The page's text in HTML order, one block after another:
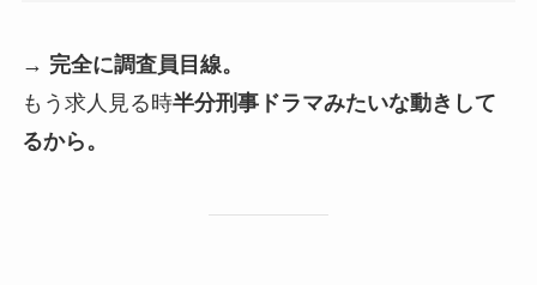
→ 完全に調査員目線。
もう求人見る時半分刑事ドラマみたいな動きして
るから。